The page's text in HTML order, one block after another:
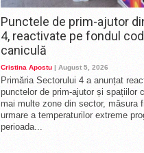
Punctele de prim-ajutor
4, reactivate pe fondul
caniculă
Cristina Apostu | August 5, 2026
Primăria Sectorului 4 a anunțat
punctelor de prim-ajutor și spațiilor
mai multe zone din sector, măsura
urmare a temperaturilor extreme
perioada...